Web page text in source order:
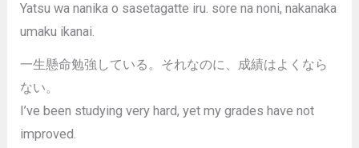
Yatsu wa nanika o sasetagatte iru. sore na noni, nakanaka
umaku ikanai.
一生懸命勉強している。それなのに、成績はよくなら
ない。
I’ve been studying very hard, yet my grades have not
improved.